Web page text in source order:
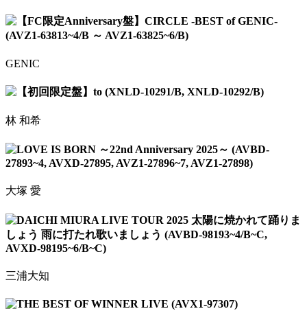
【FC限定Anniversary盤】CIRCLE -BEST of GENIC-
(AVZ1-63813~4/B ～ AVZ1-63825~6/B)
GENIC
【初回限定盤】to (XNLD-10291/B, XNLD-10292/B)
林 和希
LOVE IS BORN ～22nd Anniversary 2025～ (AVBD-
27893~4, AVXD-27895, AVZ1-27896~7, AVZ1-27898)
大塚 愛
DAICHI MIURA LIVE TOUR 2025 太陽に焼かれて踊りま
しょう 雨に打たれ歌いましょう (AVBD-98193~4/B~C,
AVXD-98195~6/B~C)
三浦大知
THE BEST OF WINNER LIVE (AVX1-97307)